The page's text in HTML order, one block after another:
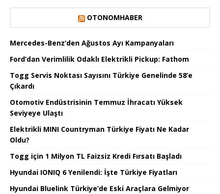
OTONOMHABER
Mercedes-Benz’den Ağustos Ayı Kampanyaları
Ford’dan Verimlilik Odaklı Elektrikli Pickup: Fathom
Togg Servis Noktası Sayısını Türkiye Genelinde 58’e
Çıkardı
Otomotiv Endüstrisinin Temmuz İhracatı Yüksek
Seviyeye Ulaştı
Elektrikli MINI Countryman Türkiye Fiyatı Ne Kadar
Oldu?
Togg için 1 Milyon TL Faizsiz Kredi Fırsatı Başladı
Hyundai IONIQ 6 Yenilendi: İşte Türkiye Fiyatları
Hyundai Bluelink Türkiye’de Eski Araçlara Gelmiyor